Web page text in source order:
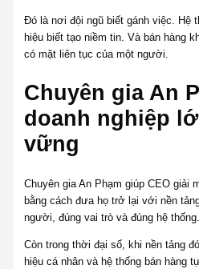
Đó là nơi đội ngũ biết gánh việc. Hệ
hiệu biết tạo niềm tin. Và bán hàng
có mặt liên tục của một người.
Chuyên gia An
doanh nghiệp
vững
Chuyên gia An Phạm giúp CEO giải
bằng cách đưa họ trở lại với nền
người, đúng vai trò và đúng hệ thống.
Còn trong thời đại số, khi nền tảng
hiệu cá nhân và hệ thống bán hàng